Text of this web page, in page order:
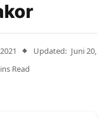
Updated: Juni 20,
Read